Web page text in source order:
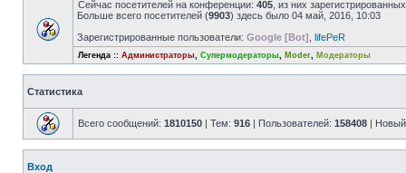
Сейчас посетителей на конференции: 405 , из них
Больше всего посетителей (9903) здесь было 04 май, 2016, 10:03
Зарегистрированные пользователи: Google [Bot] lifePeR
Легенда :: Администраторы, Супермодераторы, Moder, Модераторы
Статистика
Всего сообщений: 1810150 | Тем: 916 | Пользователей: 158408 |
Вход